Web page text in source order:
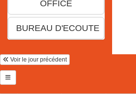
Voir le jour précédent